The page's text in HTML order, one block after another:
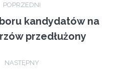
POPRZEDNI
Previous
post:
kandydatów na
przedłużony
NASTĘPNY